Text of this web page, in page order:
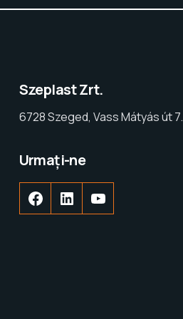
Szeplast Zrt.
6728 Szeged, Vass Mátyás út 7.
Urmați-ne